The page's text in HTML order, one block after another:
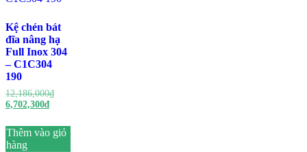
Kệ chén bát
đĩa nâng hạ
Full Inox 304
– C1C304
190
12,186,000₫
6,702,300₫
Thêm vào giỏ
hàng